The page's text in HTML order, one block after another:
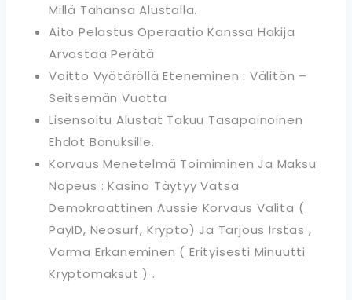
Millä Tahansa Alustalla.
Aito Pelastus Operaatio Kanssa Hakija
Arvostaa Perätä
Voitto Vyötäröllä Eteneminen : Välitön –
Seitsemän Vuotta
Lisensoitu Alustat Takuu Tasapainoinen
Ehdot Bonuksille.
Korvaus Menetelmä Toimiminen Ja Maksu
Nopeus : Kasino Täytyy Vatsa
Demokraattinen Aussie Korvaus Valita (
PayID, Neosurf, Krypto) Ja Tarjous Irstas ,
Varma Erkaneminen ( Erityisesti Minuutti
Kryptomaksut ) .